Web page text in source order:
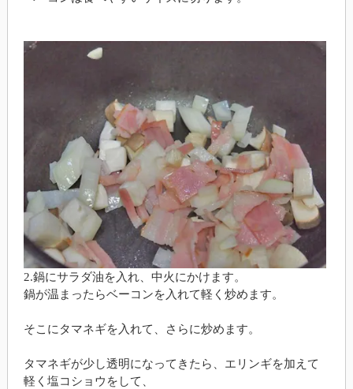
2.鍋にサラダ油を入れ、中火にかけます。
鍋が温まったらベーコンを入れて軽く炒めます。
そこにタマネギを入れて、さらに炒めます。
タマネギが少し透明になってきたら、エリンギを加えて
軽く塩コショウをして、